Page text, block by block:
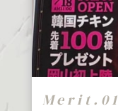
Merit.01